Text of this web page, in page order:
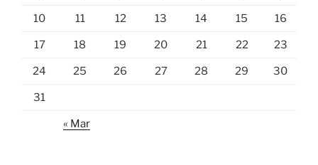
10 11 12 13 14 15 16
17 18 19 20 21 22 23
24 25 26 27 28 29 30
31
« Mar